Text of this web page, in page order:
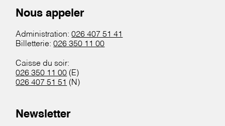
Nous appeler
Administration:026 407 51 41
Billetterie:026 350 11 00
Caisse du soir:
026 350 11 00 (E)
026 407 51 51 (N)
Newsletter